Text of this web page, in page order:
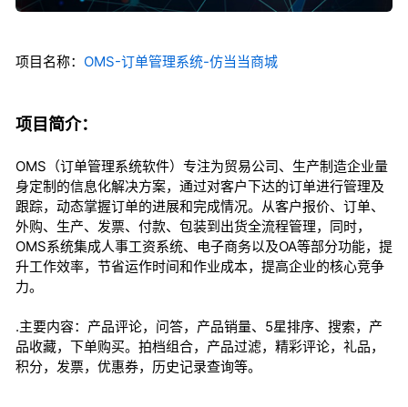
项目名称： OMS-订单管理系统-仿当当商城
项目简介：
OMS（订单管理系统软件）专注为贸易公司、生产制造企业量
身定制的信息化解决方案，通过对客户下达的订单进行管理及
跟踪，动态掌握订单的进展和完成情况。从客户报价、订单、
外购、生产、发票、付款、包装到出货全流程管理，同时，
OMS系统集成人事工资系统、电子商务以及OA等部分功能，提
升工作效率，节省运作时间和作业成本，提高企业的核心竞争
力。
.主要内容：产品评论，问答，产品销量、5星排序、搜索，产
品收藏，下单购买。拍档组合，产品过滤，精彩评论，礼品，
积分，发票，优惠券，历史记录查询等。